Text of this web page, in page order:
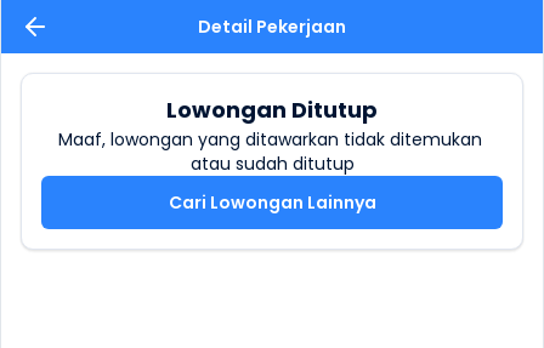
Detail Pekerjaan
Lowongan Ditutup
Maaf, lowongan yang ditawarkan tidak ditemukan
atau sudah ditutup
Cari Lowongan Lainnya